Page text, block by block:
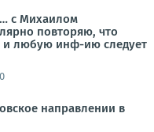
с Михаилом
повторяю, что
и любую инф-ию следует
направлении в